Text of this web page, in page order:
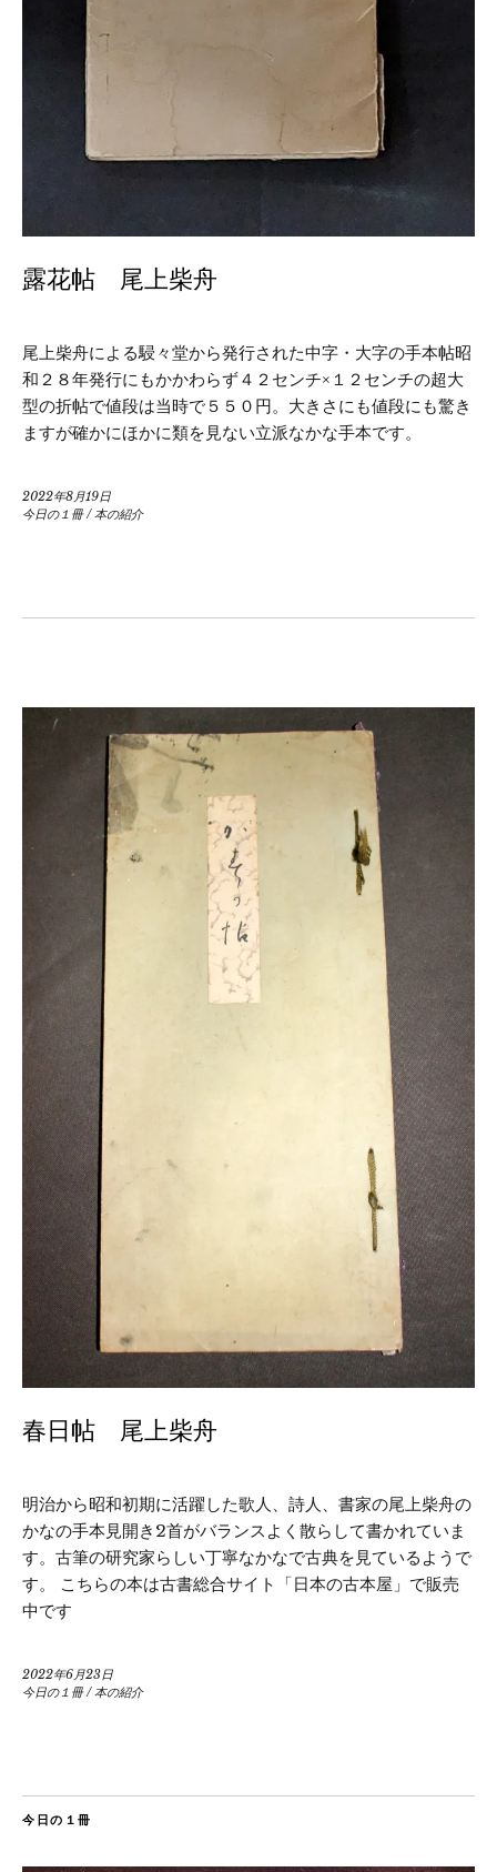
露花帖 尾上柴舟
尾上柴舟による駸々堂から発行された中字・大字の手本帖昭
和２８年発行にもかかわらず４２センチ×１２センチの超大
型の折帖で値段は当時で５５０円。大きさにも値段にも驚き
ますが確かにほかに類を見ない立派なかな手本です。
2022年8月19日
今日の１冊/本の紹介
春日帖 尾上柴舟
明治から昭和初期に活躍した歌人、詩人、書家の尾上柴舟の
かなの手本見開き2首がバランスよく散らして書かれていま
す。古筆の研究家らしい丁寧なかなで古典を見ているようで
す。 こちらの本は古書総合サイト「日本の古本屋」で販売
中です
2022年6月23日
今日の１冊/本の紹介
今日の１冊